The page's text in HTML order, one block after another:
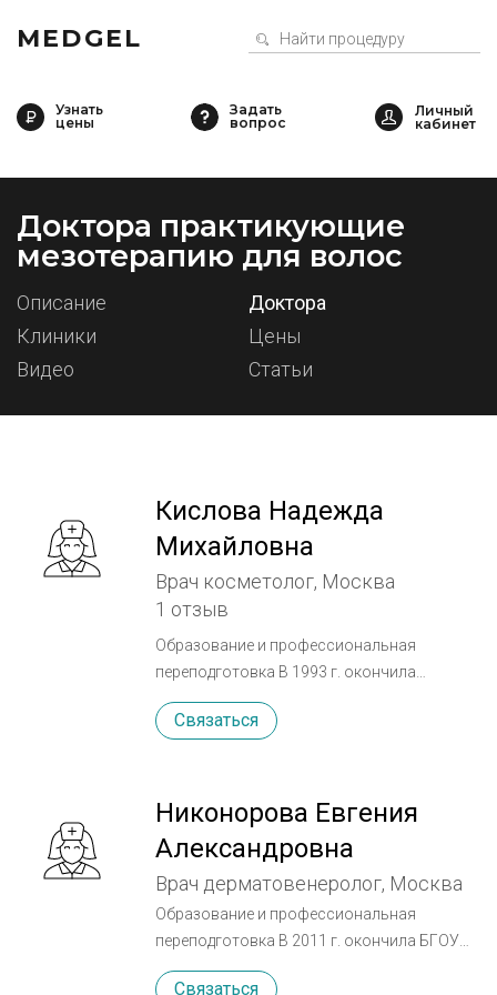
MEDGEL
Узнать
цены
Задать
вопрос
Доктора практикующие
мезотерапию для волос
Описание
Доктора
Клиники
Цены
Видео
Статьи
Кислова Надежда
Михайловна
Врач косметолог, Москва
1 отзыв
Образование и профессиональная
переподготовка В 1993 г. окончила
Московскую Медицинскую Академию им И.
М. Сеченова по специальности «Лечебное
Сеченова И. М. по специальности
«Челюстно- лицевая хирургия». Окончила
ординатуру на кафедре Российского
Государственного Университета им Н. И.
Пирогова. В 2000 г. защитила кандидатскую
диссертацию. Надежда Михайловна
Связаться
Никонорова Евгения
Александровна
Врач дерматовенеролог, Москва
Образование и профессиональная
переподготовка В 2011 г. окончила БГОУ
ВПО Оренбургскую государственную
Связаться